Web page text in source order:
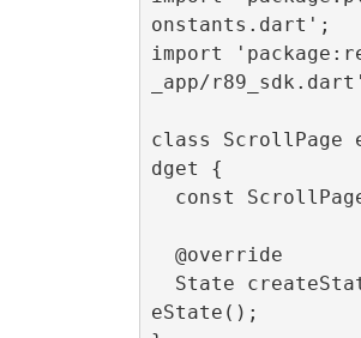
onstants.dart';
import
_app/
class ScrollPage
dget {
eState();